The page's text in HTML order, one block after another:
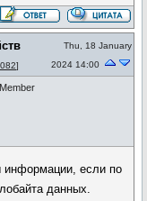
]
Thu, 18 January
2024 14:00
информации, если по
данных.